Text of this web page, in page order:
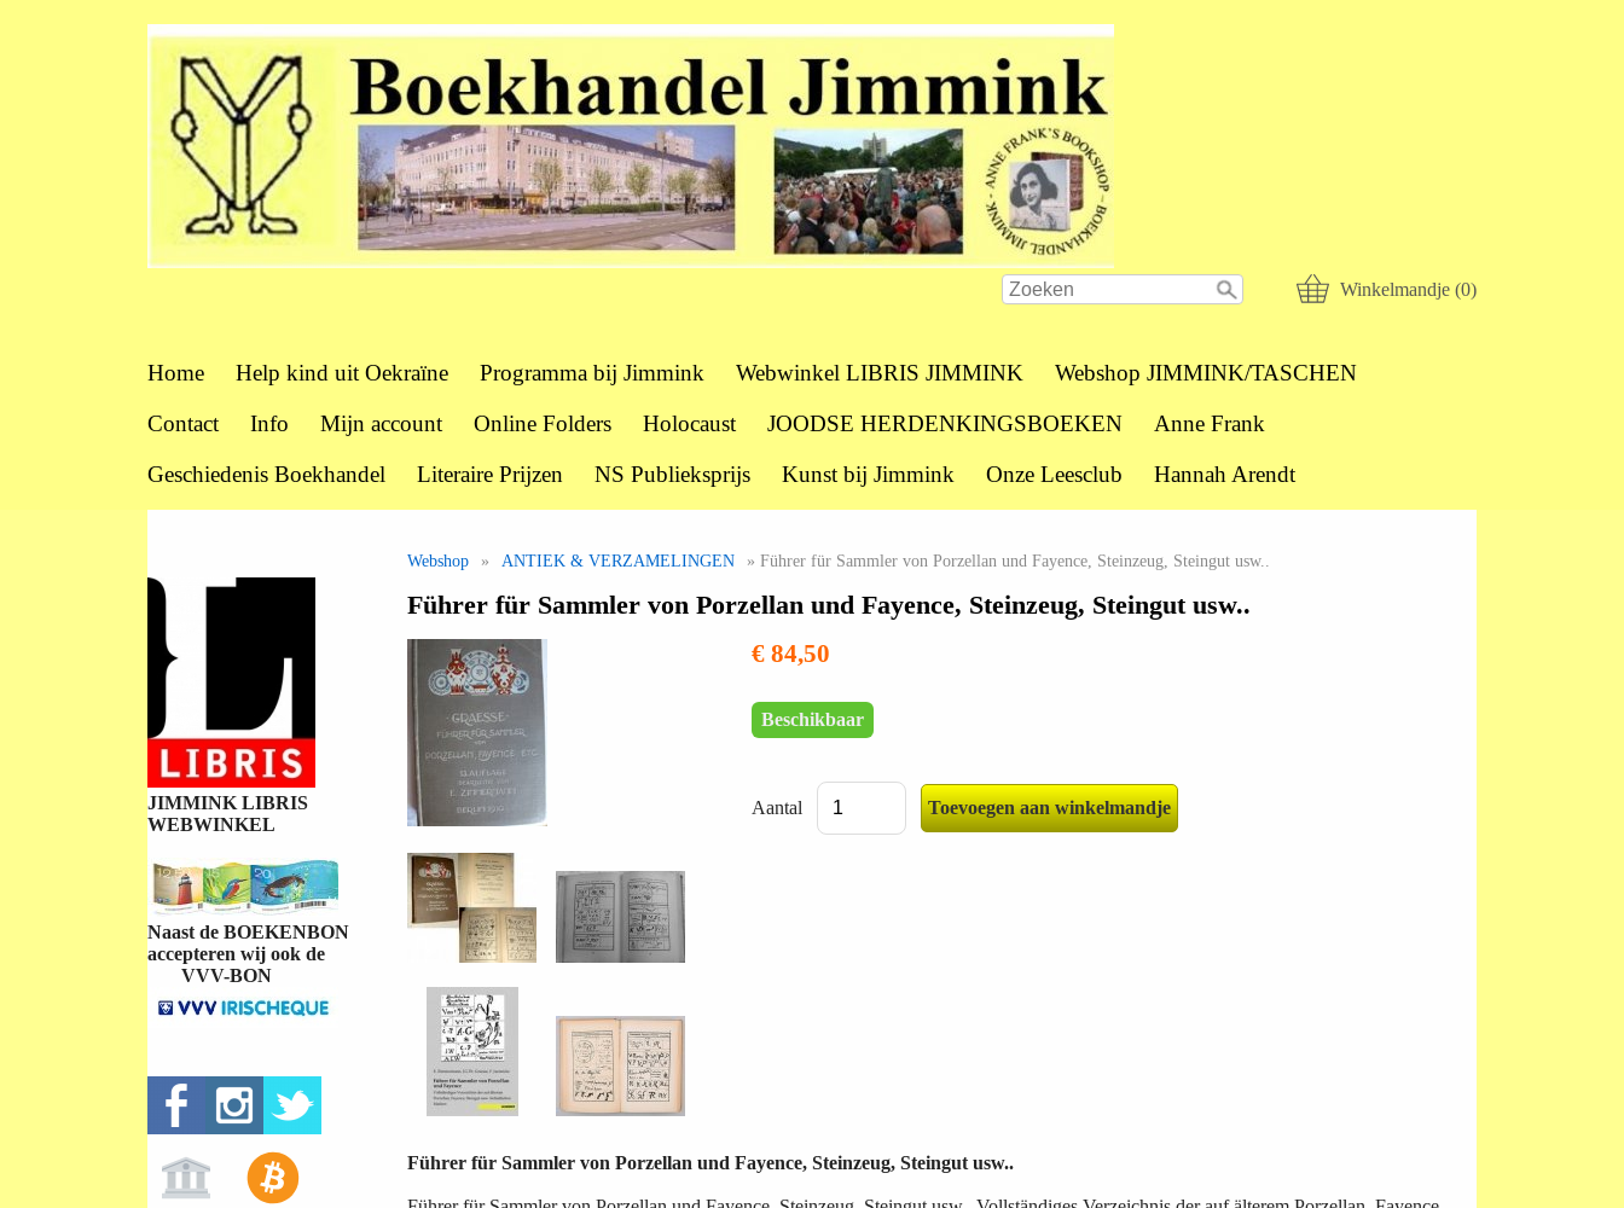
Winkelmandje (0)
Home Help kind uit Oekraïne Programma bij Jimmink Webwinkel LIBRIS JIMMINK
Webshop JIMMINK/TASCHEN
Contact
Info Mijn account Online Folders Holocaust JOODSE HERDENKINGSBOEKEN
Anne Frank
Geschiedenis Boekhandel
Literaire Prijzen NS Publieksprijs Kunst bij Jimmink Onze Leesclub Hannah Arendt
JIMMINK LIBRIS
WEBWINKEL
Naast de BOEKENBON
accepteren wij ook de
VVV-BON
Webshop » ANTIEK & VERZAMELINGEN » Führer für Sammler von Porzellan und Fayence, Steinzeug, Steingut usw..
Führer für Sammler von Porzellan und Fayence, Steinzeug, Steingut usw..
€ 84,50
Beschikbaar
Aantal
Führer für Sammler von Porzellan und Fayence, Steinzeug, Steingut usw..